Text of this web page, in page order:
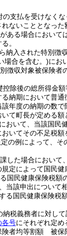
支払を受けなく
ないこととなっ
ある場合において
。
納入された特別
場合を含む。)にお
収対象被保険者
除後の総所得金
納期において普
年度の納期の数で
て町長が定める額
おいて、当該国
いてその不足税
の例によって、
した場合におい
規定によって国民健
国民健康保険税額
当該申出につい
る国民健康保険税
税義務者に対し
各号にそれぞれ定め
険者均等割額 被保